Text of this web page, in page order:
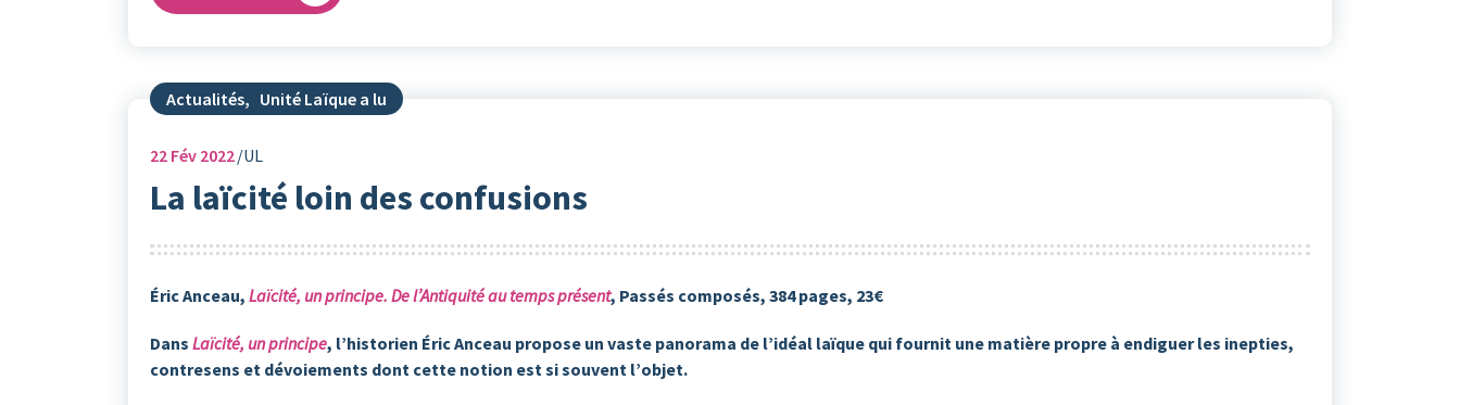
Actualités, Unité Laïque a lu
22 Fév 2022 UL
La laïcité loin des confusions
Éric Anceau, Laïcité, un principe. De l’Antiquité au temps présent, Passés composés, 384 pages, 23€
Dans Laïcité, un principe, l’historien Éric Anceau propose un vaste panorama de l’idéal laïque qui fournit une matière propre à endiguer les inepties,
contresens et dévoiements dont cette notion est si souvent l’objet.